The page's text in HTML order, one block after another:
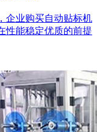
企业购买自动贴标机
性能稳定优质的前提